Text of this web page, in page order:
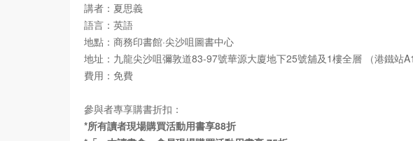
講者：夏思義
語言：英語
地點：商務印書館·尖沙咀圖書中心
地址：九龍尖沙咀彌敦道83-97號華源大廈地下25號舖及1樓全層 （港鐵站
費用：免費
參與者專享購書折扣：
*所有讀者現場購買活動用書享88折